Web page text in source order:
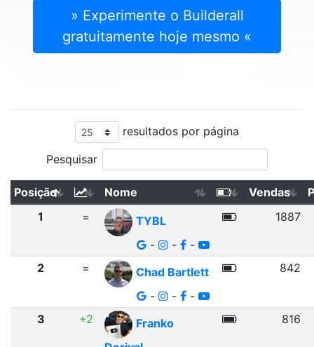
» Experimente o Builderall
gratuitamente hoje mesmo «
resultados por página
Pesquisar
Posição Nome Vendas
1
=
TYBL
-
- -
1887
2 =
Chad Bartlett
-
- -
842
3 +2
Franko
816